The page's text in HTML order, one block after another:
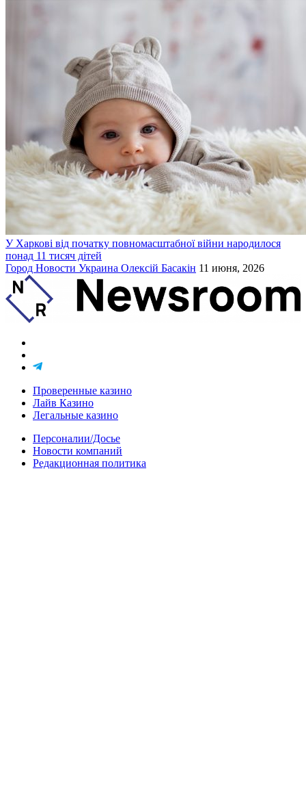
У Харкові від початку повномасштабної війни народилося
понад 11 тисяч дітей
Город Новости Украина Олексій Басакін 11 июня, 2026
Проверенные казино
Лайв Казино
Легальные казино
Персоналии/Досье
Новости компаний
Редакционная политика